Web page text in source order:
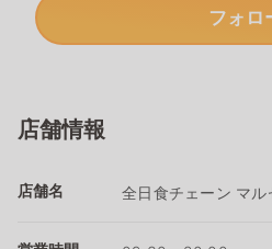
フォロ
店舗情報
店舗名 全日食チェーン マル